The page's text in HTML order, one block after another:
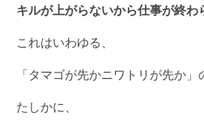
キルが上がらないから仕事が終
これはいわゆる、
「タマゴが先かニワトリが先か」
たしかに、